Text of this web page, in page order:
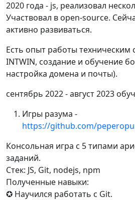
2020 года - js, реализовал
Участвовал в open-source.
активно развиваться.
Есть опыт работы техническим
INTWIN, создание и обучение
настройка домена и почты).
сентябрь 2022 - август 2023
Игры разума -
https://github.com/
Консольная игра с 5 типами
заданий.
Стек: JS, Git, nodejs, npm
Полученные навыки:
✪ Научился работать с Git.